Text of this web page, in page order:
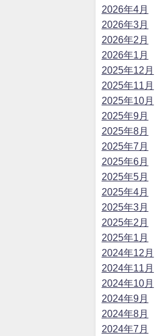
2026年4月
2026年3月
2026年2月
2026年1月
2025年12月
2025年11月
2025年10月
2025年9月
2025年8月
2025年7月
2025年6月
2025年5月
2025年4月
2025年3月
2025年2月
2025年1月
2024年12月
2024年11月
2024年10月
2024年9月
2024年8月
2024年7月